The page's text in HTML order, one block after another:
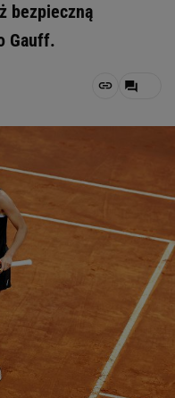
bezpieczną
Gauff.